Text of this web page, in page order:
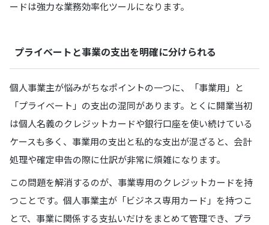
ードは強力な業務効率化ツールになります。
プライベートと事業の支出を明確に分けられる
個人事業主が悩みがちなポイントの一つに、「事業用」と
「プライベート」の支出の混同があります。とくに開業当初
は個人名義のクレジットカードや銀行口座を使い続けている
ケースも多く、事業用の支出と私的な支出が混ざると、会計
処理や確定申告の際に仕訳が非常に煩雑になります。
この問題を解消するのが、事業専用のクレジットカードを持
つことです。個人事業主が「ビジネス専用カード」を持つこ
とで、事業に関係する支払いだけをまとめて管理でき、プラ